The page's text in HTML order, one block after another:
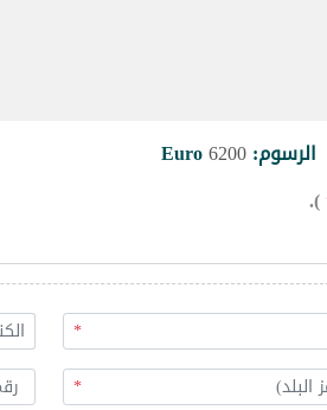
الرسوم:6200
Euro
).
*
*